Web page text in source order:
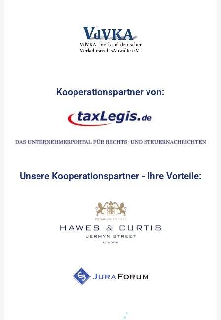
Kooperationspartner von:
Unsere Kooperationspartner - Ihre Vorteile: